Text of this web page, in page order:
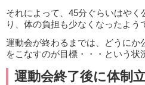
それによって、45分ぐらいはや
り、体の負担も少なくなったよう
運動会が終わるまでは、どうにか
をこなすのが目標・・・という状
運動会終了後に体制